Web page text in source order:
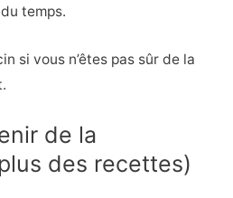
temps.
si vous n’êtes pas sûr de la
de la
des recettes)